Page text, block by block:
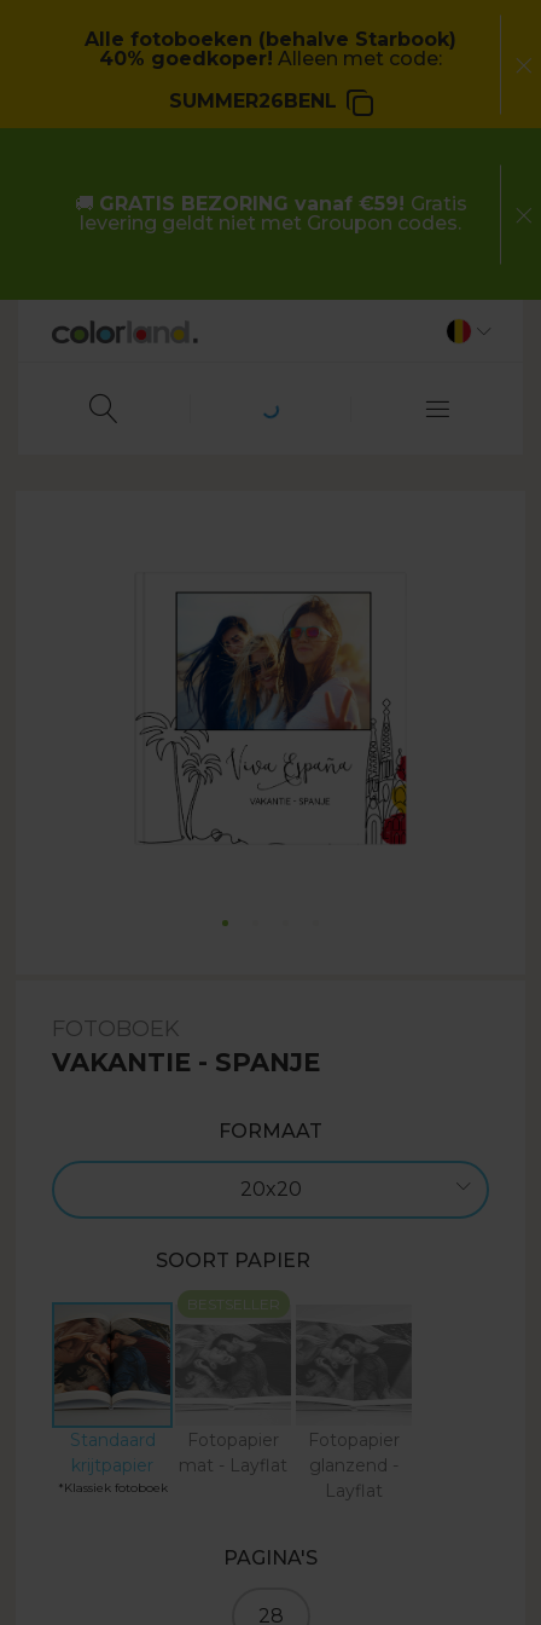
Alle fotoboeken (behalve Starbook)
40% goedkoper! Alleen met code:
SUMMER26BENL
🚚 GRATIS BEZORING vanaf €59! Gratis
levering geldt niet met Groupon codes.
FOTOBOEK
VAKANTIE - SPANJE
FORMAAT
20x20
SOORT PAPIER
Standaard
krijtpapier
*Klassiek fotoboek
BESTSELLER
Fotopapier
mat - Layflat
Fotopapier
glanzend -
Layflat
PAGINA'S
28